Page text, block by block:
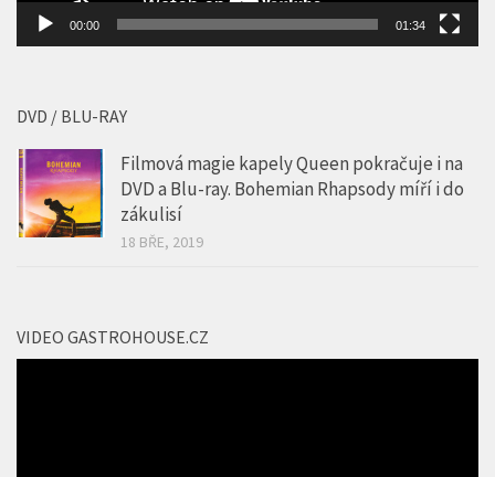
00:00 01:34
DVD / BLU-RAY
Filmová magie kapely Queen pokračuje i na
DVD a Blu-ray. Bohemian Rhapsody míří i do
zákulisí
18 BŘE, 2019
VIDEO GASTROHOUSE.CZ